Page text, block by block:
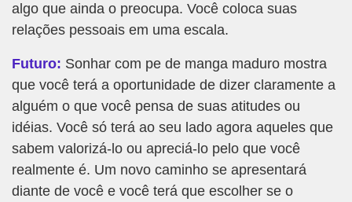
algo que ainda o preocupa. Você coloca suas
relações pessoais em uma escala.
Futuro: Sonhar com pe de manga maduro mostra
que você terá a oportunidade de dizer claramente a
alguém o que você pensa de suas atitudes ou
idéias. Você só terá ao seu lado agora aqueles que
sabem valorizá-lo ou apreciá-lo pelo que você
realmente é. Um novo caminho se apresentará
diante de você e você terá que escolher se o